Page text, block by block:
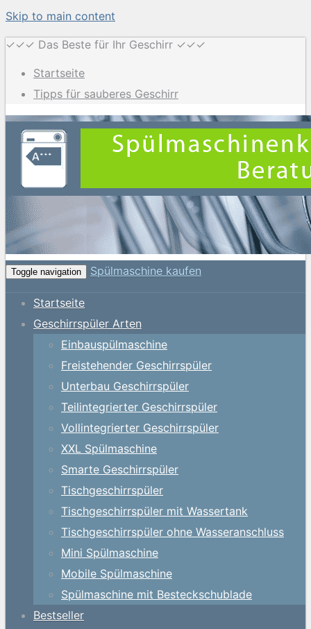
Skip to main content
✓✓✓ Das Beste für Ihr Geschirr ✓✓✓
Startseite
Tipps für sauberes Geschirr
Toggle navigation Spülmaschine kaufen
Startseite
Geschirrspüler Arten
Einbauspülmaschine
Freistehender Geschirrspüler
Unterbau Geschirrspüler
Teilintegrierter Geschirrspüler
Vollintegrierter Geschirrspüler
XXL Spülmaschine
Smarte Geschirrspüler
Tischgeschirrspüler
Tischgeschirrspüler mit Wassertank
Tischgeschirrspüler ohne Wasseranschluss
Mini Spülmaschine
Mobile Spülmaschine
Spülmaschine mit Besteckschublade
Bestseller